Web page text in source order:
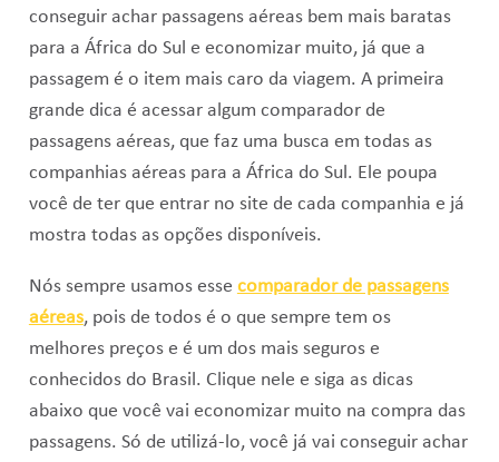
conseguir achar passagens aéreas bem mais baratas
para a África do Sul e economizar muito, já que a
passagem é o item mais caro da viagem. A primeira
grande dica é acessar algum comparador de
passagens aéreas, que faz uma busca em todas as
companhias aéreas para a África do Sul. Ele poupa
você de ter que entrar no site de cada companhia e já
mostra todas as opções disponíveis.
Nós sempre usamos esse comparador de passagens
aéreas, pois de todos é o que sempre tem os
melhores preços e é um dos mais seguros e
conhecidos do Brasil. Clique nele e siga as dicas
abaixo que você vai economizar muito na compra das
passagens. Só de utilizá-lo, você já vai conseguir achar